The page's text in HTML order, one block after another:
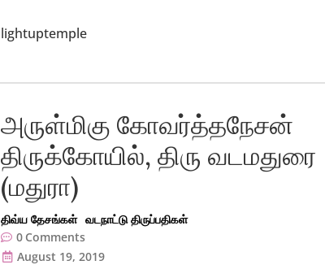
lightuptemple
அருள்மிகு கோவர்த்தநேசன்
திருக்கோயில், திரு வடமதுரை
(மதுரா)
திவ்ய தேசங்கள் வடநாட்டு திருப்பதிகள்
0 Comments
August 19, 2019